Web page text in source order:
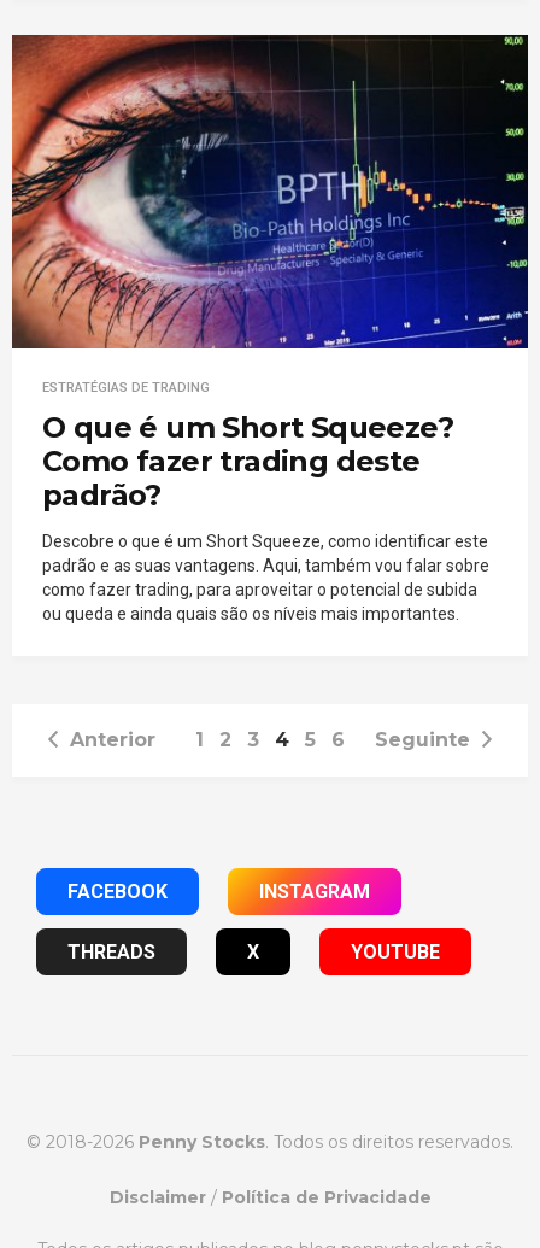
ESTRATÉGIAS DE TRADING
O que é um Short Squeeze?
Como fazer trading deste
padrão?
Descobre o que é um Short Squeeze, como identificar este
padrão e as suas vantagens. Aqui, também vou falar sobre
como fazer trading, para aproveitar o potencial de subida
ou queda e ainda quais são os níveis mais importantes.
Anterior 1 2 3 4 5 6 Seguinte
FACEBOOK INSTAGRAM
THREADS X YOUTUBE
© 2018-2026 Penny Stocks. Todos os direitos reservados.
Disclaimer/ Política de Privacidade